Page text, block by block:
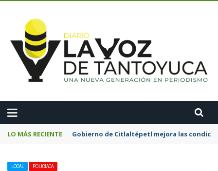
LO MÁS RECIENTE Gobierno de Citlaltépetl mejora las
LOCAL POLICIACA